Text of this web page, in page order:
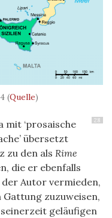
(Quelle)
28
‘prosaische
übersetzt
zu den als Rime
die er ebenfalls
Autor vermieden,
zuzuweisen,
geläufigen